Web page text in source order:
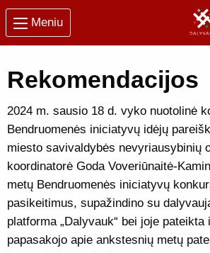
Meniu
Rekomendacijos
2024 m. sausio 18 d. vyko nuotolinė
Bendruomenės iniciatyvų idėjų
miesto savivaldybės nevyriausybinių
koordinatorė Goda Voveriūnaitė-
metų Bendruomenės iniciatyvų
pasikeitimus, supažindino su
platforma „Dalyvauk“ bei joje pateikta
papasakojo apie ankstesnių metų